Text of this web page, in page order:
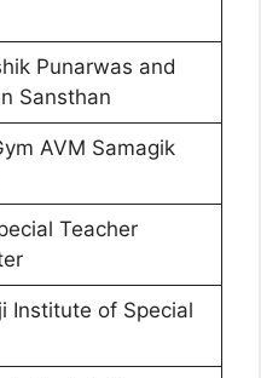
Punarwas and
Sansthan
AVM Samagik
Teacher
Institute of Special